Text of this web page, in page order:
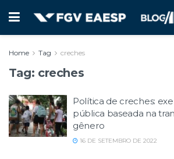
Home Tag creches
Tag: creches
Política de creches:
pública baseada na
gênero
16 DE SETEMBRO DE 2022